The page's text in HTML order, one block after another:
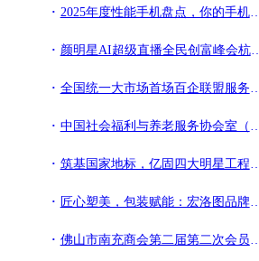
2025年度性能手机盘点，你的手机上榜了吗？
颜明星AI超级直播全民创富峰会杭州落幕，知名大健康操盘手程译墨携手增量传媒
全国统一大市场首场百企联盟服务站授牌会议在广东成功举办
中国社会福利与养老服务协会室（车）内环境与健康科技分会正式成立！
筑基国家地标，亿固四大明星工程铸就品质丰碑
匠心塑美，包装赋能：宏洛图品牌设计引领美妆包装新纪元
佛山市南充商会第二届第二次会员大会暨2026年迎春晚会圆满举行